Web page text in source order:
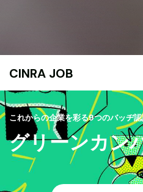
CINRA JOB
これからの企業を彩る9つのバッヂ
グリーンカン